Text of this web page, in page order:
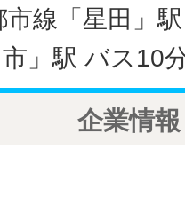
線「星田」
」駅 バス10
企業情報